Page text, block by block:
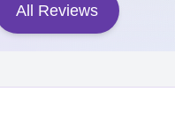
All Reviews